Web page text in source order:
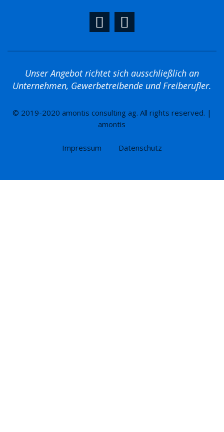
Unser Angebot richtet sich ausschließlich an
Unternehmen, Gewerbetreibende und Freiberufler.
© 2019-2020 amontis consulting ag. All rights reserved. |
amontis
Impressum Datenschutz